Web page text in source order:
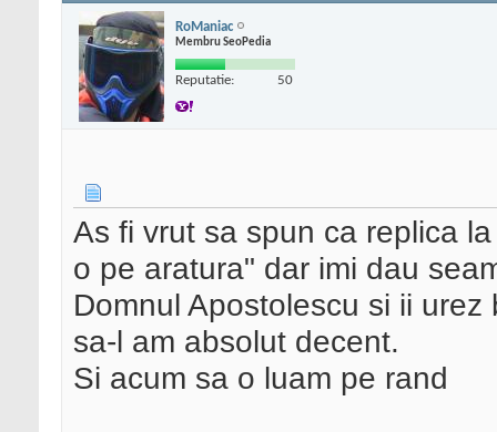
RoManiac
Membru SeoPedia
Reputatie: 50
As fi vrut sa spun ca replica
o pe aratura" dar imi dau
Domnul Apostolescu si ii
sa-l am absolut decent.
Si acum sa o luam pe rand